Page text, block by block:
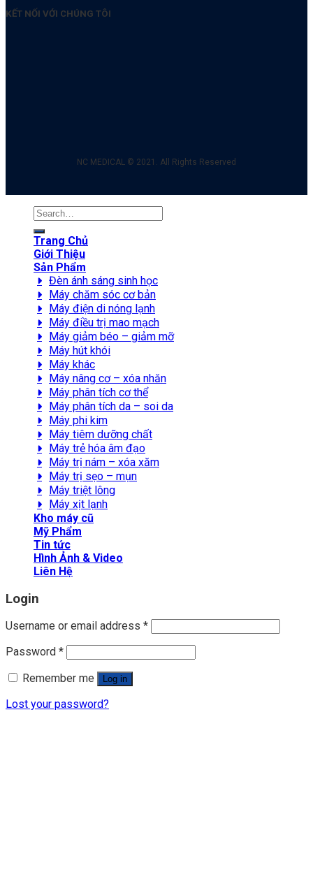
KẾT NỐI VỚI CHÚNG TÔI
NC MEDICAL © 2021. All Rights Reserved
Search
for:
Trang Chủ
Giới Thiệu
Sản Phẩm
Đèn ánh sáng sinh học
Máy chăm sóc cơ bản
Máy điện di nóng lạnh
Máy điều trị mao mạch
Máy giảm béo – giảm mỡ
Máy hút khói
Máy khác
Máy nâng cơ – xóa nhăn
Máy phân tích cơ thể
Máy phân tích da – soi da
Máy phi kim
Máy tiêm dưỡng chất
Máy trẻ hóa âm đạo
Máy trị nám – xóa xăm
Máy trị sẹo – mụn
Máy triệt lông
Máy xịt lạnh
Kho máy cũ
Mỹ Phẩm
Tin tức
Hình Ảnh & Video
Liên Hệ
Login
Username or email address *
Password *
Remember me
Log in
Lost your password?